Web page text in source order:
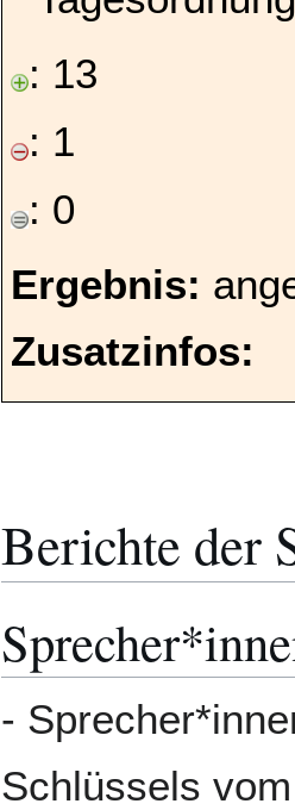
: 13
: 1
: 0
Ergebnis:
Zusatzinfos:
Berichte der
-
Schlüssels